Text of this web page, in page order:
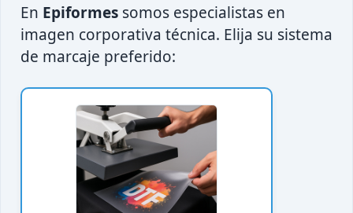
En Epiformes somos especialistas en
imagen corporativa técnica. Elija su sistema
de marcaje preferido: